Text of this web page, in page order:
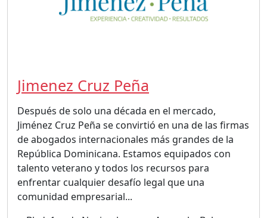
Jimenez Cruz Peña
Después de solo una década en el mercado,
Jiménez Cruz Peña se convirtió en una de las firmas
de abogados internacionales más grandes de la
República Dominicana. Estamos equipados con
talento veterano y todos los recursos para
enfrentar cualquier desafío legal que una
comunidad empresarial...